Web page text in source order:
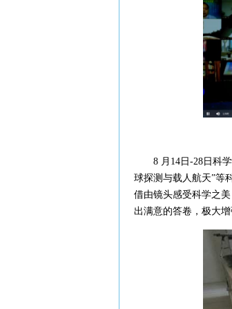
8 月14日-28日科学
球探测与载人航天”等
借由镜头感受科学之
出满意的答卷，极大